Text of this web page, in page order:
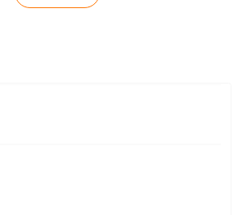
载工作年限证明模板）
目”或“增项专业”的考生，还须
项证明材料。
及方式